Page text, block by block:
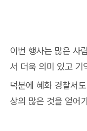
이번 행사는 많은 사
서 더욱 의미 있고 기
덕분에 혜화 경찰서
상의 많은 것을 얻어